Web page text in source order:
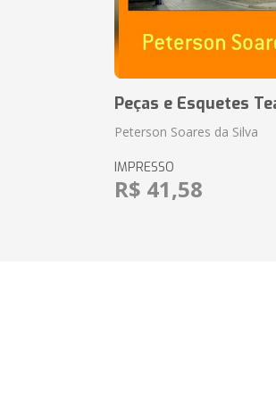
Peças e Esquetes
Peterson Soares da Silva
IMPRESSO
R$ 41,58